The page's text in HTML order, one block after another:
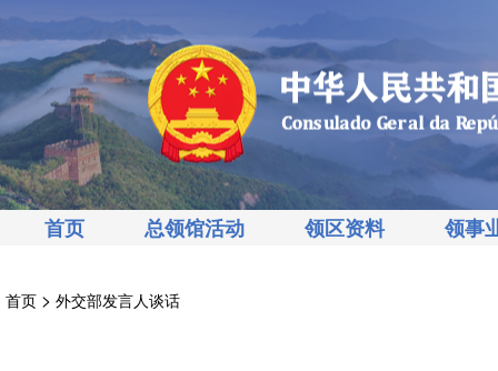
首页 总领馆活动 领区资料 领事
首页 > 外交部发言人谈话